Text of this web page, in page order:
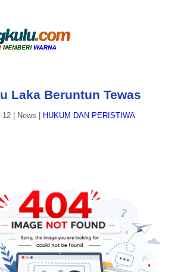
Laka Beruntun Tewas
12| News HUKUM DAN PERISTIWA